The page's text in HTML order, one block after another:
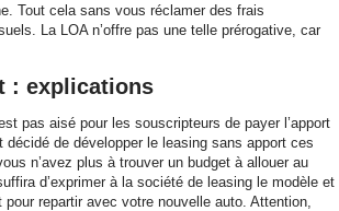
Tout cela sans vous réclamer des frais
La LOA n’offre pas une telle prérogative, car
: explications
pas aisé pour les souscripteurs de payer l’apport
de développer le leasing sans apport ces
n’avez plus à trouver un budget à allouer au
d’exprimer à la société de leasing le modèle et
repartir avec votre nouvelle auto. Attention,